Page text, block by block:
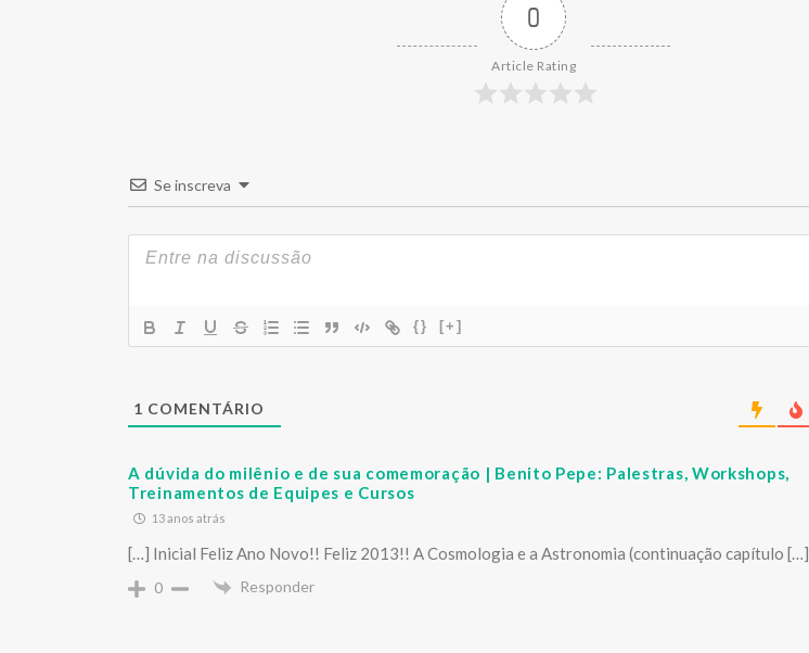
0
Article Rating
Se inscreva
{} [+]
1 COMENTÁRIO
A dúvida do milênio e de sua comemoração | Benito Pepe: Palestras, Workshops,
Treinamentos de Equipes e Cursos
13 anos atrás
[…] Inicial Feliz Ano Novo!! Feliz 2013!! A Cosmologia e a Astronomia (continuação capítulo […]
0 Responder